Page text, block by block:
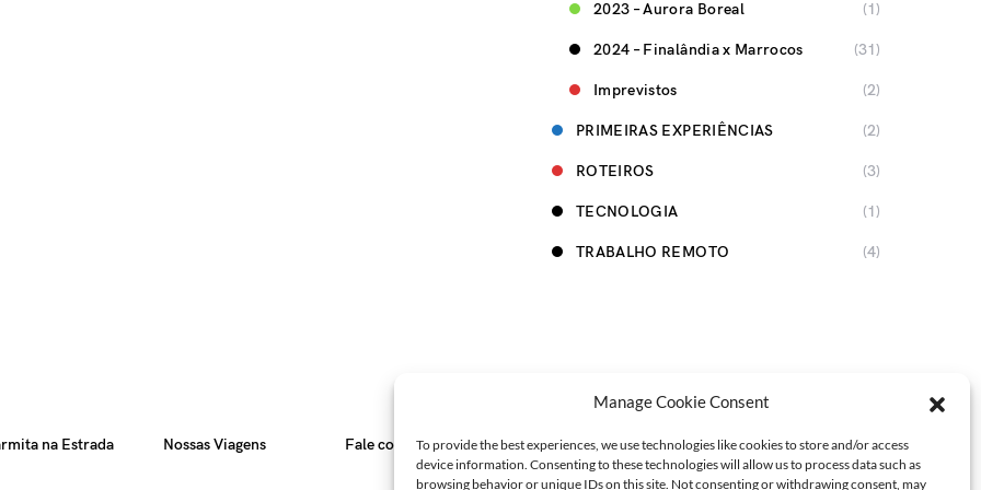
Manage Cookie Consent
To provide the best experiences, we use technologies like cookies to store and/or access
device information. Consenting to these technologies will allow us to process data such as
browsing behavior or unique IDs on this site. Not consenting or withdrawing consent, may
2023 – Aurora Boreal (1)
2024 – Finalândia x Marrocos (31)
Imprevistos (2)
PRIMEIRAS EXPERIÊNCIAS (2)
ROTEIROS (3)
TECNOLOGIA (1)
TRABALHO REMOTO (4)
3K 493
na Estrada Nossas Viagens Fale com a gente!